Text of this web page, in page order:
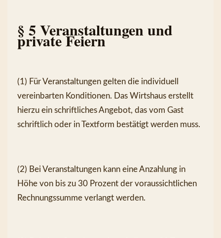
§ 5 Veranstaltungen und
private Feiern
(1) Für Veranstaltungen gelten die individuell
vereinbarten Konditionen. Das Wirtshaus erstellt
hierzu ein schriftliches Angebot, das vom Gast
schriftlich oder in Textform bestätigt werden muss.
(2) Bei Veranstaltungen kann eine Anzahlung in
Höhe von bis zu 30 Prozent der voraussichtlichen
Rechnungssumme verlangt werden.